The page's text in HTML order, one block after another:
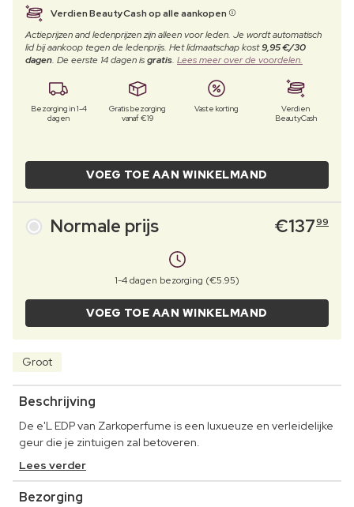
Verdien BeautyCash op alle aankopen
Actieprijzen and ledenprijzen zijn alleen voor leden. Je wordt automatisch
lid bij aankoop tegen de ledenprijs. Het lidmaatschap kost9,95 €/30
dagen. De eerste 14 dagen isgratis. Lees meer over de voordelen.
Bezorging in 1-4
dagen
Gratis bezorging
vanaf €19
Vaste korting
Verdien
BeautyCash
VOEG TOE AAN WINKELMAND
Normale prijs €13799
1-4 dagen bezorging (€5.95)
VOEG TOE AAN WINKELMAND
Groot
Beschrijving
De e'L EDP van Zarkoperfume is een luxueuze en verleidelijke
geur die je zintuigen zal betoveren.
Lees verder
Bezorging